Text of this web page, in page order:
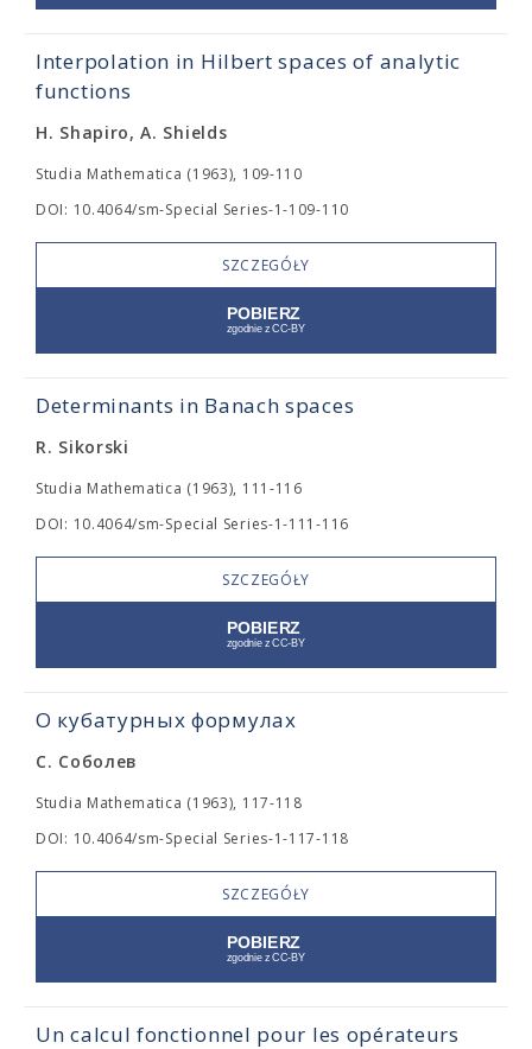
Interpolation in Hilbert spaces of analytic
functions
H. Shapiro, A. Shields
Studia Mathematica (1963), 109-110
DOI: 10.4064/sm-Special Series-1-109-110
SZCZEGÓŁY
Determinants in Banach spaces
R. Sikorski
Studia Mathematica (1963), 111-116
DOI: 10.4064/sm-Special Series-1-111-116
SZCZEGÓŁY
О кубатурных формулах
С. Соболев
Studia Mathematica (1963), 117-118
DOI: 10.4064/sm-Special Series-1-117-118
SZCZEGÓŁY
Un calcul fonctionnel pour les opérateurs